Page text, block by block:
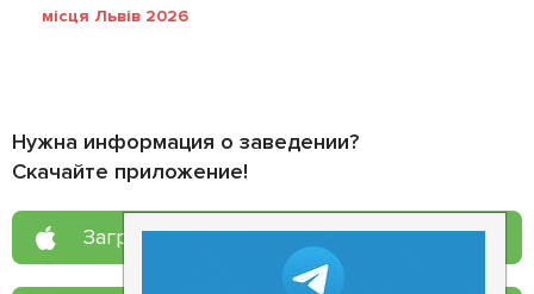
місця Львів 2026
Нужна информация о заведении?
Скачайте приложение!
Загрузите в App Store